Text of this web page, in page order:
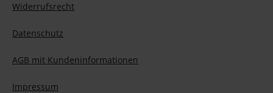
Widerrufsrecht
Datenschutz
AGB mit Kundeninformationen
Impressum